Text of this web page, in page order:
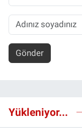
Gönder
Yükleniyor...